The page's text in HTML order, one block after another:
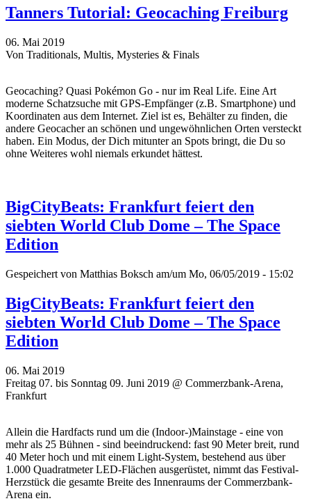
Tanners Tutorial: Geocaching Freiburg
06. Mai 2019
Von Traditionals, Multis, Mysteries & Finals
Geocaching? Quasi Pokémon Go - nur im Real Life. Eine Art
moderne Schatzsuche mit GPS-Empfänger (z.B. Smartphone) und
Koordinaten aus dem Internet. Ziel ist es, Behälter zu finden, die
andere Geocacher an schönen und ungewöhnlichen Orten versteckt
haben. Ein Modus, der Dich mitunter an Spots bringt, die Du so
ohne Weiteres wohl niemals erkundet hättest.
BigCityBeats: Frankfurt feiert den
siebten World Club Dome – The Space
Edition
Gespeichert von Matthias Boksch am/um Mo, 06/05/2019 - 15:02
BigCityBeats: Frankfurt feiert den
siebten World Club Dome – The Space
Edition
06. Mai 2019
Freitag 07. bis Sonntag 09. Juni 2019 @ Commerzbank-Arena,
Frankfurt
Allein die Hardfacts rund um die (Indoor-)Mainstage - eine von
mehr als 25 Bühnen - sind beeindruckend: fast 90 Meter breit, rund
40 Meter hoch und mit einem Light-System, bestehend aus über
1.000 Quadratmeter LED-Flächen ausgerüstet, nimmt das Festival-
Herzstück die gesamte Breite des Innenraums der Commerzbank-
Arena ein.